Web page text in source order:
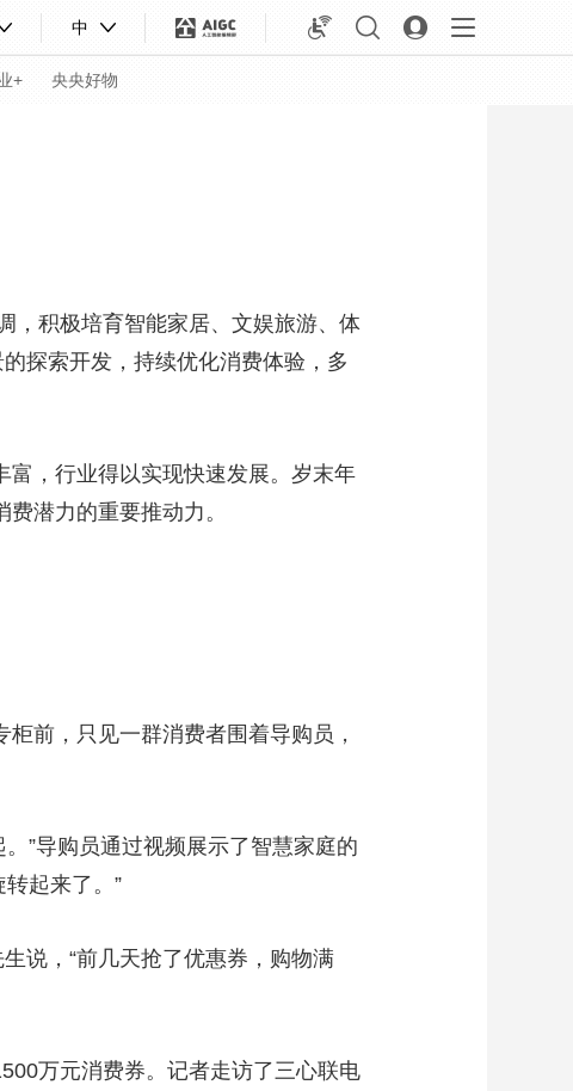
中
+ 央央好物
综合体育 亚冬会
，积极培育智能家居、文娱旅游、体
探索开发，持续优化消费体验，多
，行业得以实现快速发展。岁末年
潜力的重要推动力。
前，只见一群消费者围着导购员，
”导购员通过视频展示了智慧家庭的
起来了。”
说，“前几天抢了优惠券，购物满
万元消费券。记者走访了三心联电